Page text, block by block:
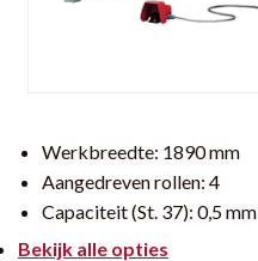
Werkbreedte: 1890 mm
Aangedreven rollen: 4
Capaciteit (St. 37): 0,5 mm
Bekijk alle opties